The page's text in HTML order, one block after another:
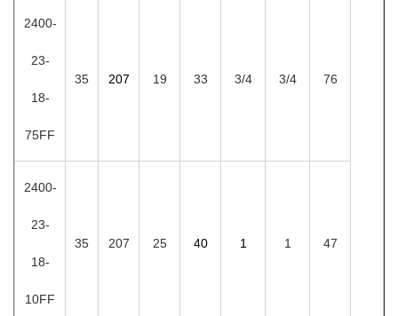
2400-
23-
18-
75FF
35 207 19 33 3/4 3/4 76
2400-
23-
18-
10FF
35 207 25 40 1 1 47